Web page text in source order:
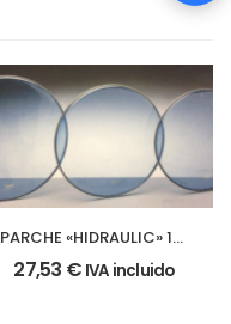
PARCHE «HIDRAULIC» 18″
Ø – 457 mm. bombo
27,53 € IVA incluido